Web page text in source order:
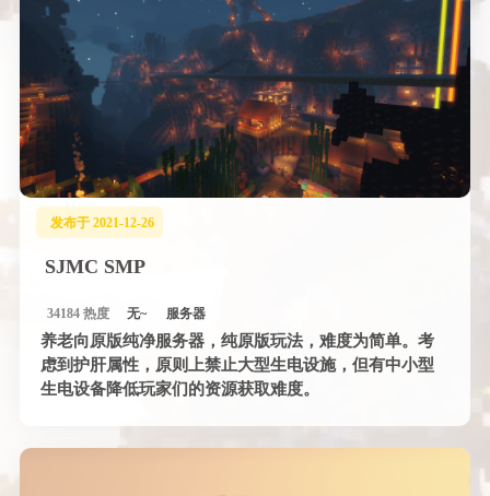
发布于 2021-12-26
SJMC SMP
34184 热度 无~ 服务器
养老向原版纯净服务器，纯原版玩法，难度为简单。考
虑到护肝属性，原则上禁止大型生电设施，但有中小型
生电设备降低玩家们的资源获取难度。